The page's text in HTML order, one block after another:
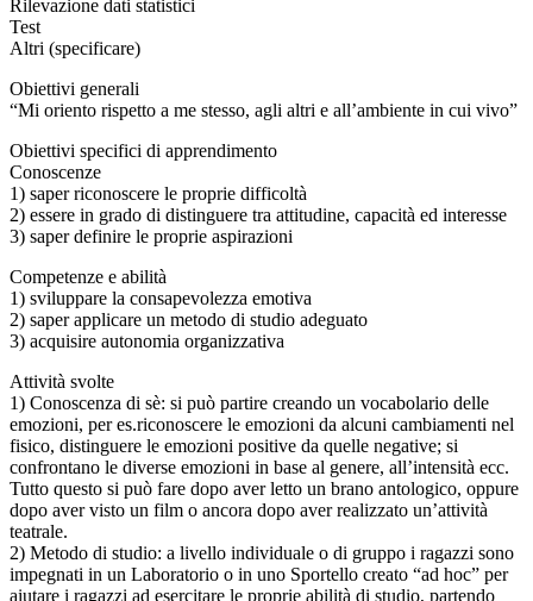
Rilevazione dati statistici
Test
Altri (specificare)
Obiettivi generali
“Mi oriento rispetto a me stesso, agli altri e all’ambiente in cui vivo”
Obiettivi specifici di apprendimento
Conoscenze
1) saper riconoscere le proprie difficoltà
2) essere in grado di distinguere tra attitudine, capacità ed interesse
3) saper definire le proprie aspirazioni
Competenze e abilità
1) sviluppare la consapevolezza emotiva
2) saper applicare un metodo di studio adeguato
3) acquisire autonomia organizzativa
Attività svolte
1) Conoscenza di sè: si può partire creando un vocabolario delle
emozioni, per es.riconoscere le emozioni da alcuni cambiamenti nel
fisico, distinguere le emozioni positive da quelle negative; si
confrontano le diverse emozioni in base al genere, all’intensità ecc.
Tutto questo si può fare dopo aver letto un brano antologico, oppure
dopo aver visto un film o ancora dopo aver realizzato un’attività
teatrale.
2) Metodo di studio: a livello individuale o di gruppo i ragazzi sono
impegnati in un Laboratorio o in uno Sportello creato “ad hoc” per
aiutare i ragazzi ad esercitare le proprie abilità di studio, partendo